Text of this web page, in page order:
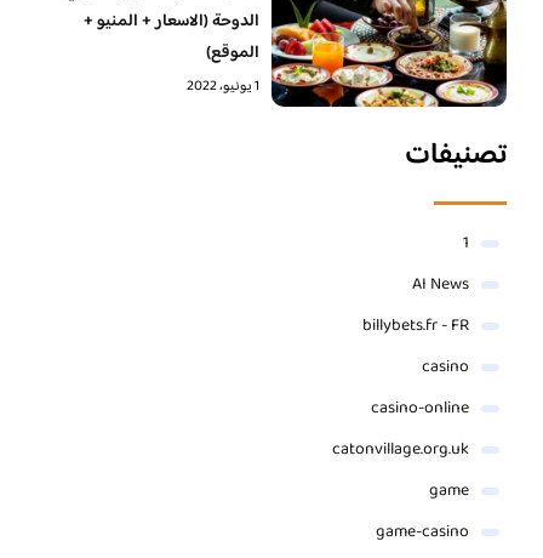
الدوحة (الاسعار + المنيو +
الموقع)
1 يونيو، 2022
تصنيفات
1
AI News
billybets.fr - FR
casino
casino-online
catonvillage.org.uk
game
game-casino